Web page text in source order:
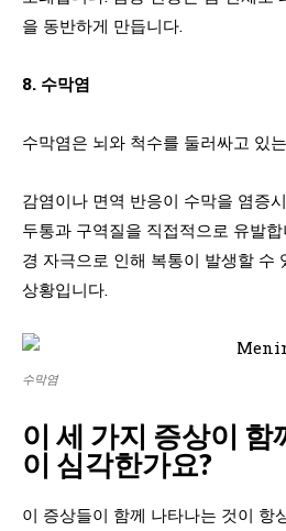
을 동반하게 만듭니다.
8. 수막염
수막염은 뇌와 척수를 둘러싸고 있
감염이나 면역 반응이 수막을 염증
두통과 구역질을 직접적으로 유발
경 자극으로 인해 복통이 발생할 수
상황입니다.
수막염
이 세 가지 증상이 함
이 심각한가요?
이 증상들이 함께 나타나는 것이 항